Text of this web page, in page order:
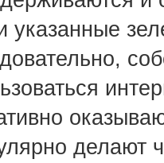
указанные
делают